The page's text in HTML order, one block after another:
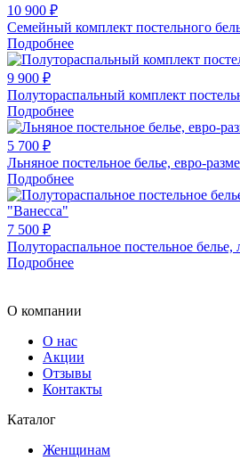
10 900 ₽
Семейный комплект постельного
Подробнее
9 900 ₽
Полутораспальный комплект
Подробнее
5 700 ₽
Льняное постельное белье, евро-
Подробнее
7 500 ₽
Полутораспальное постельное белье,
Подробнее
О компании
О нас
Акции
Отзывы
Контакты
Каталог
Женщинам